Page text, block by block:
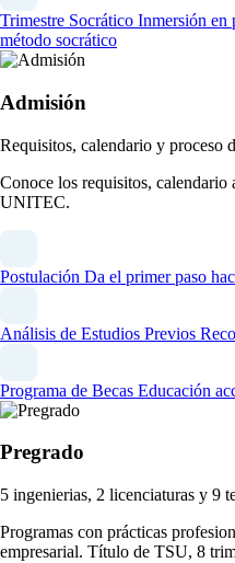
Trimestre Socrático Inmersión en
método socrático
Admisión
Requisitos, calendario y proceso
Conoce los requisitos, calendario
UNITEC.
Postulación Da el primer paso
Análisis de Estudios Previos
Programa de Becas Educación
Pregrado
5 ingenierias, 2 licenciaturas y 9
Programas con prácticas
empresarial. Título de TSU, 8